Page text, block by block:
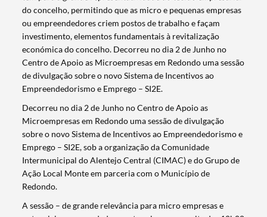
do concelho, permitindo que as micro e pequenas empresas
ou empreendedores criem postos de trabalho e façam
investimento, elementos fundamentais à revitalização
económica do concelho. Decorreu no dia 2 de Junho no
Centro de Apoio as Microempresas em Redondo uma sessão
de divulgação sobre o novo Sistema de Incentivos ao
Empreendedorismo e Emprego – SI2E.
Decorreu no dia 2 de Junho no Centro de Apoio as
Microempresas em Redondo uma sessão de divulgação
sobre o novo Sistema de Incentivos ao Empreendedorismo e
Emprego – SI2E, sob a organização da Comunidade
Intermunicipal do Alentejo Central (CIMAC) e do Grupo de
Ação Local Monte em parceria com o Município de
Redondo.
A sessão – de grande relevância para micro empresas e